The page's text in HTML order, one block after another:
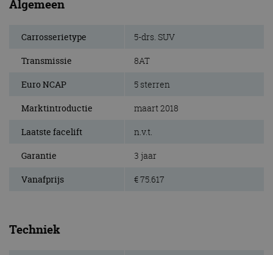
Algemeen
Carrosserietype 5-drs. SUV
Transmissie 8AT
Euro NCAP 5 sterren
Marktintroductie maart 2018
Laatste facelift n.v.t.
Garantie 3 jaar
Vanafprijs € 75.617
Techniek